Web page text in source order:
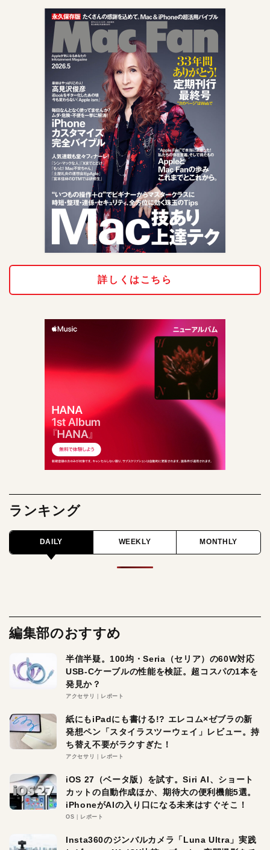
詳しくはこちら
ランキング
DAILY WEEKLY MONTHLY
編集部のおすすめ
半信半疑。100均・Seria（セリア）の60W対応
USB-Cケーブルの性能を検証。超コスパの1本を
発見か？
アクセサリ レポート
紙にもiPadにも書ける!? エレコム×ゼブラの新
発想ペン「スタイラスツーウェイ」レビュー。持
ち替え不要がラクすぎた！
アクセサリ レポート
iOS 27（ベータ版）を試す。Siri AI、ショート
カットの自動作成ほか、期待大の便利機能5選。
iPhoneがAIの入り口になる未来はすぐそこ！
OS レポート
Insta360のジンバルカメラ「Luna Ultra」実践